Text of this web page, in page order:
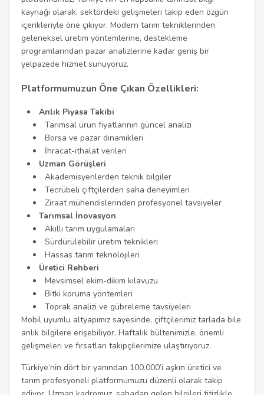
kaynağı olarak, sektördeki gelişmeleri takip eden özgün
içerikleriyle öne çıkıyor. Modern tarım tekniklerinden
geleneksel üretim yöntemlerine, destekleme
programlarından pazar analizlerine kadar geniş bir
yelpazede hizmet sunuyoruz.
Platformumuzun Öne Çıkan Özellikleri:
Anlık Piyasa Takibi
Tarımsal ürün fiyatlarının güncel analizi
Borsa ve pazar dinamikleri
İhracat-ithalat verileri
Uzman Görüşleri
Akademisyenlerden teknik bilgiler
Tecrübeli çiftçilerden saha deneyimleri
Ziraat mühendislerinden profesyonel tavsiyeler
Tarımsal İnovasyon
Akıllı tarım uygulamaları
Sürdürülebilir üretim teknikleri
Hassas tarım teknolojileri
Üretici Rehberi
Mevsimsel ekim-dikim kılavuzu
Bitki koruma yöntemleri
Toprak analizi ve gübreleme tavsiyeleri
Mobil uyumlu altyapımız sayesinde, çiftçilerimiz tarlada bile
anlık bilgilere erişebiliyor. Haftalık bültenimizle, önemli
gelişmeleri ve fırsatları takipçilerimize ulaştırıyoruz.
Türkiye’nin dört bir yanından 100.000’i aşkın üretici ve
tarım profesyoneli platformumuzu düzenli olarak takip